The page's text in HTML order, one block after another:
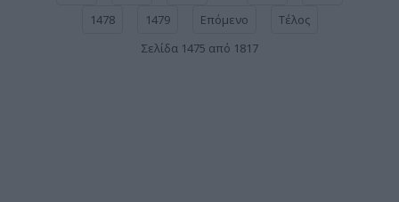
1478
1479 Επόμενο
Τέλος
Σελίδα 1475 από 1817